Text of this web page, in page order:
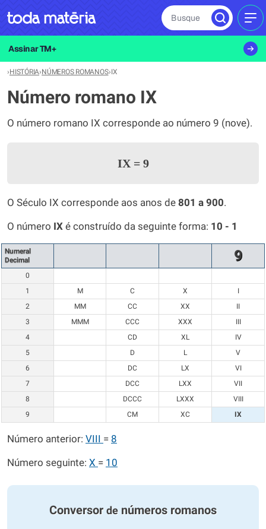
Busque
Assinar TM+
›HISTÓRIA›NÚMEROS ROMANOS›IX
Número romano IX
O número romano IX corresponde ao número 9 (nove).
IX =9
O Século IX corresponde aos anos de 801 a 900.
O número IX é construído da seguinte forma: 10 - 1
Numeral
Decimal
9
0
1
M C X
I
2
MM CC XX
II
3
MMM CCC XXX
III
4
CD XL
IV
5
D L
V
6
DC LX
VI
7
DCC LXX
VII
8
DCCC LXXX
VIII
9
CM XC IX
Número anterior: VIII = 8
Número seguinte: X = 10
Conversor de números romanos